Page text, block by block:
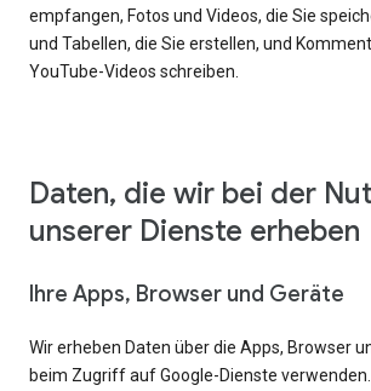
empfangen, Fotos und Videos, die Sie
und Tabellen, die Sie erstellen, und
YouTube-Videos schreiben.
Daten, die wir bei der
unserer Dienste erheben
Ihre Apps, Browser und Geräte
Wir erheben Daten über die Apps, Browser
beim Zugriff auf Google-Dienste